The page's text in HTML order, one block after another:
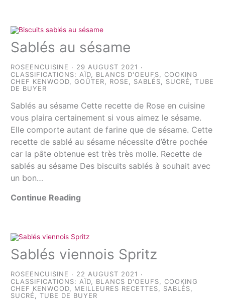
Sablés au sésame
ROSEENCUISINE
29 AUGUST 2021
CLASSIFICATIONS: AÏD BLANCS D'OEUFS ,COOKING
CHEF KENWOOD ,GOÛTER ROSE SABLÉS SUCRÉ ,TUBE
DE BUYER
Sablés au sésame Cette recette de Rose en cuisine
vous plaira certainement si vous aimez le sésame.
Elle comporte autant de farine que de sésame. Cette
recette de sablé au sésame nécessite d’être pochée
car la pâte obtenue est très très molle. Recette de
sablés au sésame Des biscuits sablés à souhait avec
un bon…
Continue Reading
Sablés viennois Spritz
ROSEENCUISINE
22 AUGUST 2021
CLASSIFICATIONS: AÏD BLANCS D'OEUFS ,COOKING
CHEF KENWOOD
MEILLEURES RECETTES SABLÉS
SUCRÉ
,TUBE DE BUYER